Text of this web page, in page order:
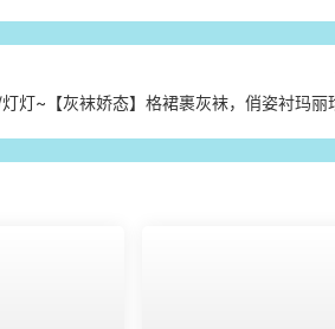
灯~【灰袜娇态】格裙裹灰袜，俏姿衬玛丽